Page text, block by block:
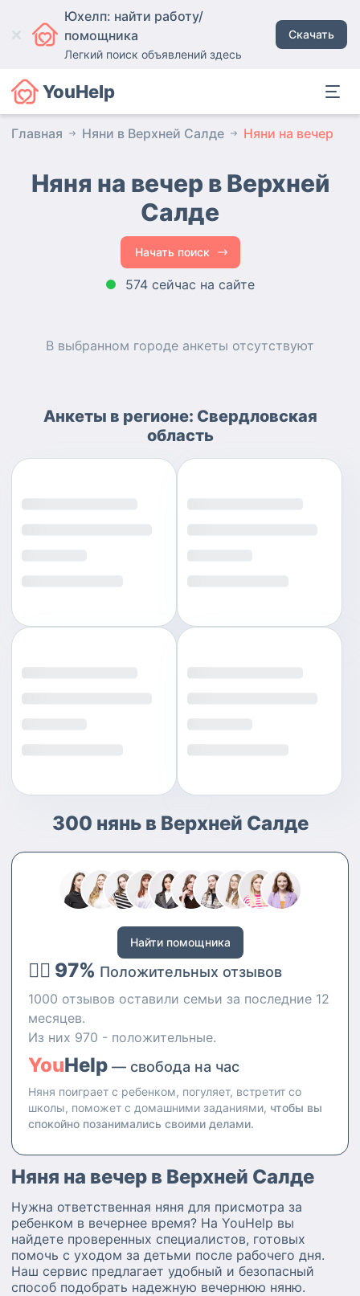
Юхелп: найти работу/
помощника
Легкий поиск объявлений здесь
Скачать
YouHelp
Главная Няни в Верхней Салде Няни на вечер
Няня на вечер в Верхней
Салде
Начать поиск
574 сейчас на сайте
В выбранном городе анкеты отсутствуют
Анкеты в регионе: Свердловская
область
300 нянь в Верхней Салде
Найти помощника
👍🏻 97% Положительных отзывов
1000 отзывов оставили семьи за последние 12
месяцев.
Из них 970 - положительные.
YouHelp — свобода на час
Няня поиграет с ребенком, погуляет, встретит со
школы, поможет с домашними заданиями, чтобы вы
спокойно позанимались своими делами.
Няня на вечер в Верхней Салде
Нужна ответственная няня для присмотра за
ребенком в вечернее время? На YouHelp вы
найдете проверенных специалистов, готовых
помочь с уходом за детьми после рабочего дня.
Наш сервис предлагает удобный и безопасный
способ подобрать надежную вечернюю няню.